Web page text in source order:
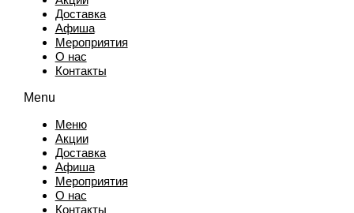
Доставка
Афиша
Мероприятия
О нас
Контакты
Menu
Меню
Акции
Доставка
Афиша
Мероприятия
О нас
Контакты